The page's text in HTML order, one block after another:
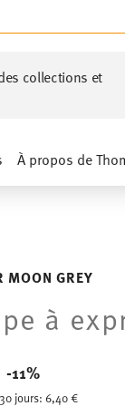
collections et
À propos de
MOON GREY
à
-11%
jours:6,40 €